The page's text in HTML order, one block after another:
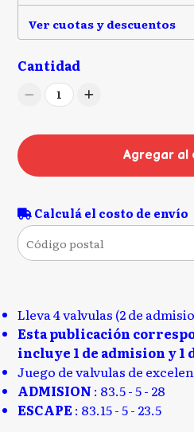
Ver cuotas y descuentos
Cantidad
1
Agregar al
Calculá el costo de envío
Lleva 4 valvulas (2 de
Esta publicación
incluye 1 de admision y 1
Juego de valvulas de
ADMISION : 83.5 - 5 - 28
ESCAPE: 83.15 - 5 - 23.5